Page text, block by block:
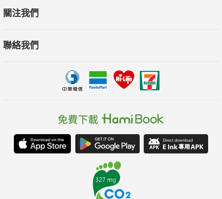
● 擺脫內疚的各種方法
◆ 出現內疚情緒時，怎麼對自己提出質疑？
◆ 五種導致內疚的思考模式；五種讓你感到內疚的期望
◆ 辨別被情緒勒索的九個跡象
只要持續練習，總有一天，
關注我們
聯絡我們